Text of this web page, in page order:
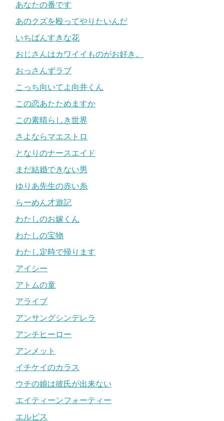
あなたの番です
あのクズを殴ってやりたいんだ
いちばんすきな花
おじさんはカワイイものがお好き。
おっさんずラブ
こっち向いてよ向井くん
この恋あたためますか
この素晴らしき世界
さよならマエストロ
となりのナースエイド
まだ結婚できない男
ゆりあ先生の赤い糸
らーめん才遊記
わたしのお嫁くん
わたしの宝物
わたし定時で帰ります
アイシー
アトムの童
アライブ
アンサングシンデレラ
アンチヒーロー
アンメット
イチケイのカラス
ウチの娘は彼氏が出来ない
エイティーンフォーティー
エルピス